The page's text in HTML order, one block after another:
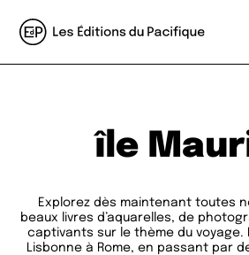
île
Explorez dès maintenant toutes
beaux livres d’aquarelles, de
captivants sur le thème du voyage.
Lisbonne à Rome, en passant par